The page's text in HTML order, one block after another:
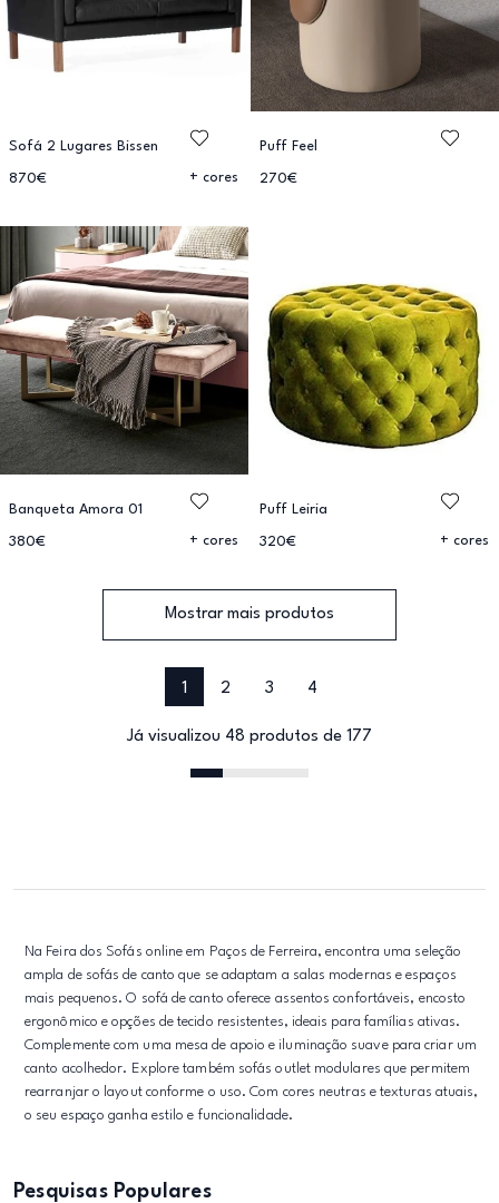
Sofá 2 Lugares Bissen
870€ + cores
Puff Feel
270€
Banqueta Amora 01
380€ + cores
Puff Leiria
320€ + cores
Mostrar mais produtos
1 2 3 4
Já visualizou 48 produtos de 177
Na Feira dos Sofás online em Paços de Ferreira, encontra uma seleção
ampla de sofás de canto que se adaptam a salas modernas e espaços
mais pequenos. O sofá de canto oferece assentos confortáveis, encosto
ergonômico e opções de tecido resistentes, ideais para famílias ativas.
Complemente com uma mesa de apoio e iluminação suave para criar um
canto acolhedor. Explore também sofás outlet modulares que permitem
rearranjar o layout conforme o uso. Com cores neutras e texturas atuais,
o seu espaço ganha estilo e funcionalidade.
Pesquisas Populares